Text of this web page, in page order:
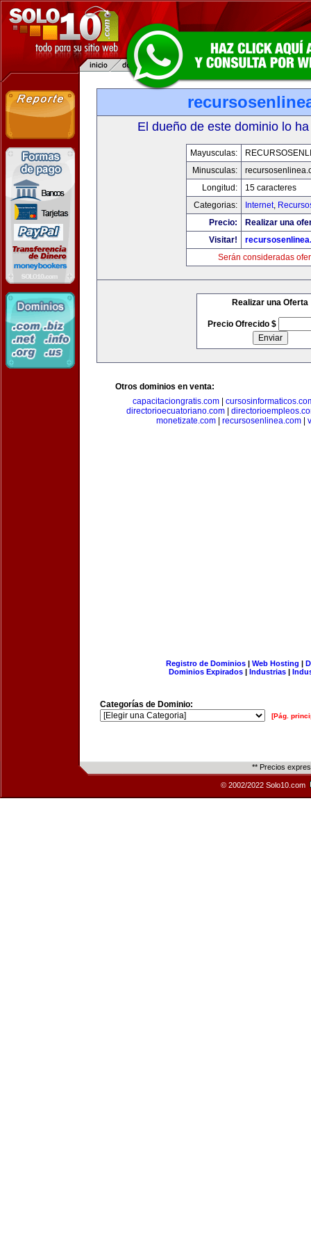
El dueño de este dominio lo
Mayusculas:
Minusculas:
Longitud:
15 caracteres
Categorias:
Internet,
Precio:
Realizar una
Visitar!
Serán consideradas
Realizar una Oferta
Precio Ofrecido $
Otros dominios en venta:
capacitaciongratis.com|
directorioecuatoriano.com
monetizate.com
recursosenlinea.com
Registro de Dominios| Web Hosting |
Dominios Expirados | Industrias |
Categorías de Dominio:
[Pág.
** Precios
© 2002/2022 Solo10.com